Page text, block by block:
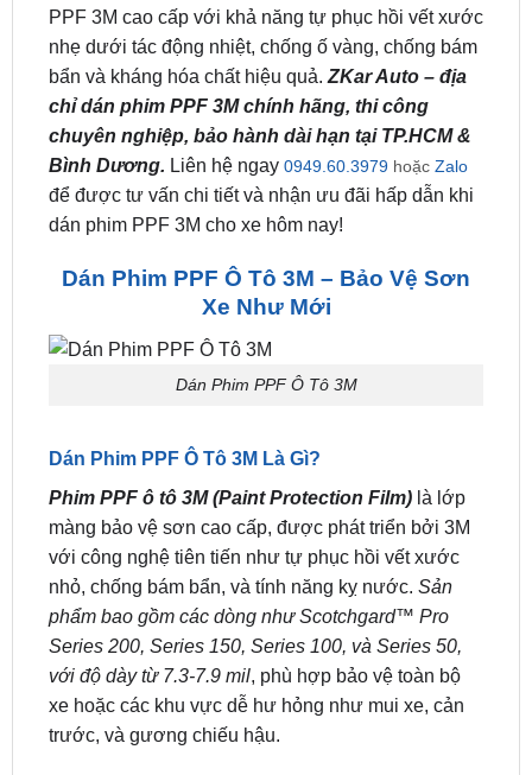
bẩn và kháng hóa chất hiệu quả. ZKar Auto – địa
chỉ dán phim PPF 3M chính hãng, thi công
chuyên nghiệp, bảo hành dài hạn tại TP.HCM &
Bình Dương.Liên hệ ngay0949.60.3979hoặc
để được tư vấn chi tiết và nhận ưu đãi hấp dẫn khi
dán phim PPF 3M cho xe hôm nay!
Dán Phim PPF Ô Tô 3M – Bảo Vệ Sơn
Dán Phim PPF Ô Tô 3M Là Gì?
màng bảo vệ sơn cao cấp, được phát triển bởi 3M
với công nghệ tiên tiến như tự phục hồi vết xước
nhỏ, chống bám bẩn, và tính năng kỵ nước.Sản
phẩm bao gồm các dòng như Scotchgard™ Pro
Series 200, Series 150, Series 100, và Series 50,
với độ dày từ 7.3-7.9 mil, phù hợp bảo vệ toàn bộ
xe hoặc các khu vực dễ hư hỏng như mui xe, cản
trước, và gương chiếu hậu.
Thông số nổi bật của phim PPF 3M